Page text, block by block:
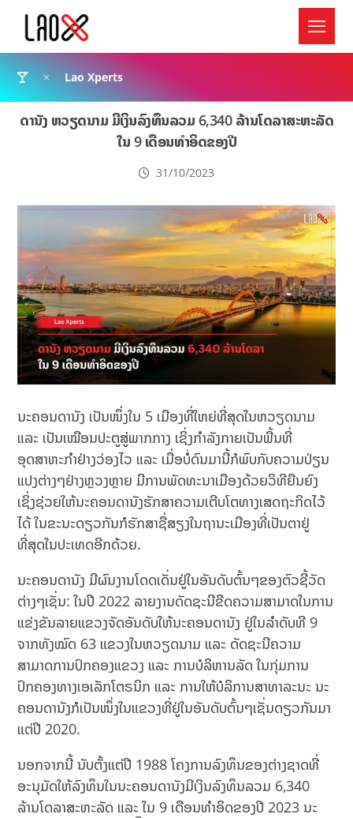
Lao Xperts
ດານັງ ຫວຽດນາມ ມີເງິນລົງທຶນລວມ 6,340 ລ້ານໂດລາສະຫະລັດ
ໃນ 9 ເດືອນທຳອິດຂອງປີ
31/10/2023
ນະຄອນດານັງ ເປັນໜຶ່ງໃນ 5 ເມືອງທີ່ໃຫຍ່ທີ່ສຸດໃນຫວຽດນາມ
ແລະ ເປັນເໝືອນປະຕູສູ່ພາກກາງ ເຊິ່ງກຳລັງກາຍເປັນພື້ນທີ່
ອຸດສາຫະກຳຢ່າງວ່ອງໄວ ແລະ ເມື່ອບໍ່ດົນມານີ້ກໍພົບກັບຄວາມປ່ຽນ
ແປງຕ່າງໆຢ່າງຫຼວງຫຼາຍ ມີການພັດທະນາເມືອງດ້ວຍວິທີຍືນຍົງ
ເຊິ່ງຊ່ວຍໃຫ້ນະຄອນດານັງຮັກສາຄວາມເຕີບໂຕທາງເສດຖະກິດໄວ້
ໄດ້ ໃນຂະນະດຽວກັນກໍຮັກສາຊື່ສຽງໃນຖານະເມືອງທີ່ເປັນຕາຢູ່
ທີ່ສຸດໃນປະເທດອີກດ້ວຍ.
ນະຄອນດານັງ ມີຜົນງານໂດດເດັ່ນຢູ່ໃນອັນດັບຕົ້ນໆຂອງຕົວຊີ້ວັດ
ຕ່າງໆເຊັ່ນ: ໃນປີ 2022 ລາຍງານດັດຊະນີຂີດຄວາມສາມາດໃນການ
ແຂ່ງຂັນລາຍແຂວງຈັດອັນດັບໃຫ້ນະຄອນດານັງ ຢູ່ໃນລຳດັບທີ 9
ຈາກທັງໝົດ 63 ແຂວງໃນຫວຽດນາມ ແລະ ດັດຊະນີຄວາມ
ສາມາດການປົກຄອງແຂວງ ແລະ ການບໍລິຫານລັດ ໃນກຸ່ມການ
ປົກຄອງທາງເອເລັກໂຕຣນິກ ແລະ ການໃຫ້ບໍລິການສາທາລະນະ ນະ
ຄອນດານັງກໍເປັນໜຶ່ງໃນແຂວງທີ່ຢູ່ໃນອັນດັບຕົ້ນໆເຊັ່ນດຽວກັນມາ
ແຕ່ປີ 2020.
ນອກຈາກນີ້ ນັບຕັ້ງແຕ່ປີ 1988 ໂຄງການລົງທຶນຂອງຕ່າງຊາດທີ່
ອະນຸມັດໃຫ້ລົງທຶນໃນນະຄອນດານັງມີເງິນລົງທຶນລວມ 6,340
ລ້ານໂດລາສະຫະລັດ ແລະ ໃນ 9 ເດືອນທຳອິດຂອງປີ 2023 ນະ